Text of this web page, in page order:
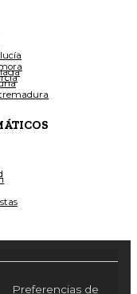
Preferencias de